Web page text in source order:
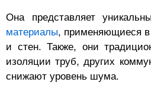
Она представляет
материалы, применяющиеся
и стен. Также, они
изоляции труб, других
снижают уровень шума.